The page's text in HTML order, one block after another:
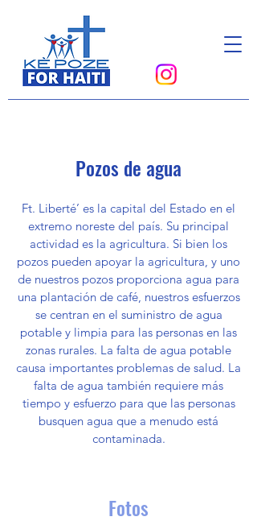
Pozos de agua
Ft. Liberté’ es la capital del Estado en el
extremo noreste del país. Su principal
actividad es la agricultura. Si bien los
pozos pueden apoyar la agricultura, y uno
de nuestros pozos proporciona agua para
una plantación de café, nuestros esfuerzos
se centran en el suministro de agua
potable y limpia para las personas en las
zonas rurales. La falta de agua potable
causa importantes problemas de salud. La
falta de agua también requiere más
tiempo y esfuerzo para que las personas
busquen agua que a menudo está
contaminada.
Fotos